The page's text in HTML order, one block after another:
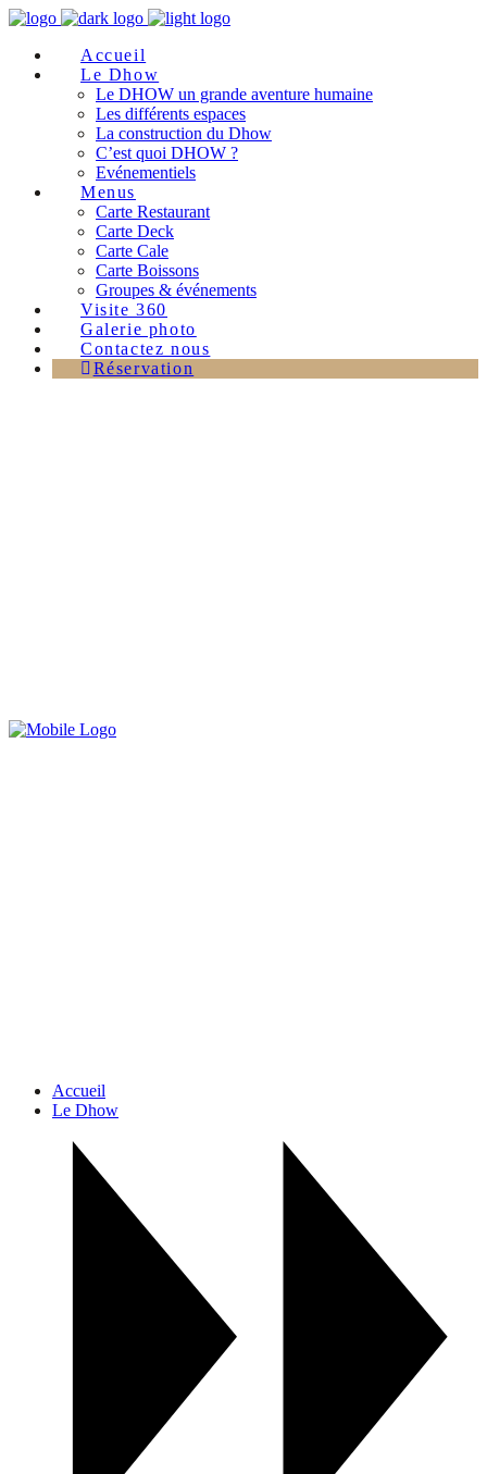
Accueil
Le Dhow
Le DHOW un grande aventure humaine
Les différents espaces
La construction du Dhow
C’est quoi DHOW ?
Evénementiels
Menus
Carte Restaurant
Carte Deck
Carte Cale
Carte Boissons
Groupes & événements
Visite 360
Galerie photo
Contactez nous
Réservation
Accueil
Le Dhow